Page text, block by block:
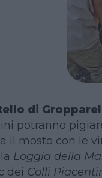
di
potranno
il mosto con le
Loggia della
dei Colli